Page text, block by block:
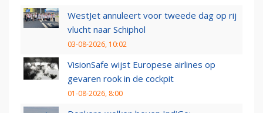
WestJet annuleert voor tweede dag op rij
vlucht naar Schiphol
03-08-2026, 10:02
VisionSafe wijst Europese airlines op
gevaren rook in de cockpit
01-08-2026, 8:00